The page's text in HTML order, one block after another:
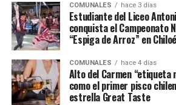
COMUNALES hace 3 días
Estudiante del Liceo
conquista el Campeonato
“Espiga de Arroz” en Chiloé
COMUNALES hace 4 días
Alto del Carmen “etiqueta
como el primer pisco
estrella Great Taste